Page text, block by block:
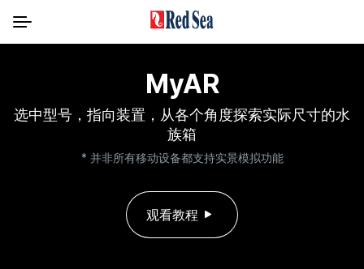
MyAR
选中型号，指向装置，从各个角度探索实际尺寸的水
族箱
* 并非所有移动设备都支持实景模拟功能
观看教程